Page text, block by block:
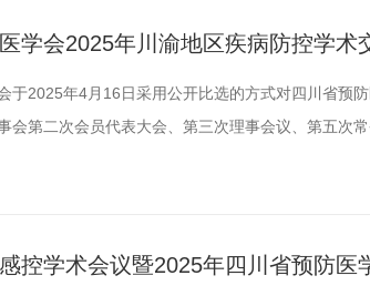
学会2025年川渝地区疾病防控学
表大会、第三次理事会议、第五次
于2025年4月16日采用公开比选的方式对四川省预
会第二次会员代表大会、第三次理事会议、第五次
单位参加报名，并于2025年4月21日由三位专家完
控学术会议暨2025年四川省预防